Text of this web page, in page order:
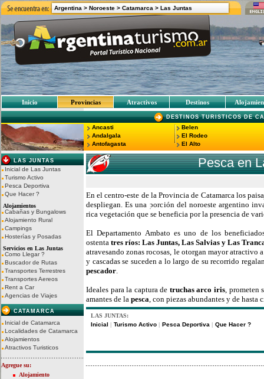
Argentina > Noroeste > Catamarca > Las Juntas
Inicio Provincias Atractivos Destinos
DESTINOS TURISTICOS DE
Ancasti
Andalgala
Antofagasta
Belen
El Rodeo
El Alto
LAS JUNTAS
Inicial de Las Juntas
Turismo Activo
Pesca Deportiva
Que Hacer ?
Alojamientos
Cabañas y Bungalows
Alojamiento Rural
Campings
Hosterías y Posadas
Servicios en Las Juntas
Como Llegar ?
Buscador de Rutas
Transportes Terrestres
Transportes Aereos
Rent a Car
Agencias de Viajes
CATAMARCA
Inicial de Catamarca
Localidades de Catamarca
Alojamientos
Atractivos Turisticos
Agregue su:
Alojamiento
Pesca en
En el centro-este de la Provincia de Catamarca los
despliegan. Es una porción del noroeste argentino
rica vegetación que se beneficia por la presencia de
El Departamento Ambato es uno de los
ostenta tres ríos: Las Juntas, Las Salvias y Las
atravesando zonas rocosas, le otorgan mayor atractivo
y cascadas se suceden a lo largo de su recorrido
pescador.
Ideales para la captura de truchas arco iris, prometen
amantes de la pesca, con piezas abundantes y de hasta
LAS JUNTAS:
Inicial
Turismo Activo Pesca Deportiva Que Hacer ?